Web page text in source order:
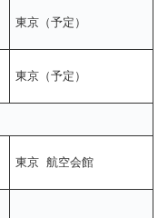
東京（予定）
東京（予定）
東京 航空会館